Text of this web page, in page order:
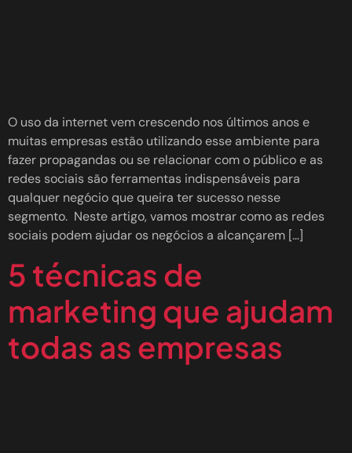
O uso da internet vem crescendo nos últimos anos e
muitas empresas estão utilizando esse ambiente para
fazer propagandas ou se relacionar com o público e as
redes sociais são ferramentas indispensáveis para
qualquer negócio que queira ter sucesso nesse
segmento. Neste artigo, vamos mostrar como as redes
sociais podem ajudar os negócios a alcançarem […]
5 técnicas de
marketing que ajudam
todas as empresas